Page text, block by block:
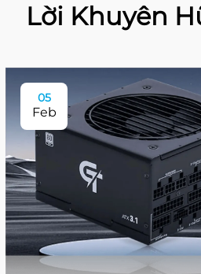
Lời Khuyên
05
Feb